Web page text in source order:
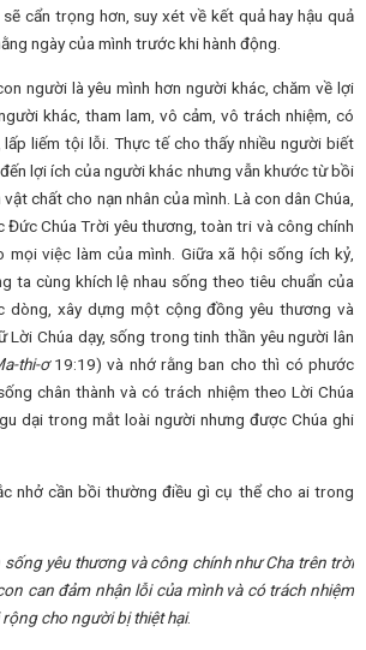
cẩn trọng hơn, suy xét về kết quả hay hậu quả
ngày của mình trước khi hành động.
người là yêu mình hơn người khác, chăm về lợi
khác, tham lam, vô cảm, vô trách nhiệm, có
lấp liếm tội lỗi. Thực tế cho thấy nhiều người biết
lợi ích của người khác nhưng vẫn khước từ bồi
chất cho nạn nhân của mình. Là con dân Chúa,
Đức Chúa Trời yêu thương, toàn tri và công chính
việc làm của mình. Giữa xã hội sống ích kỷ,
ta cùng khích lệ nhau sống theo tiêu chuẩn của
dòng, xây dựng một cộng đồng yêu thương và
Lời Chúa dạy, sống trong tinh thần yêu người lân
thi-ơ19:19) và nhớ rằng ban cho thì có phước
chân thành và có trách nhiệm theo Lời Chúa
dại trong mắt loài người nhưng được Chúa ghi
nhở cần bồi thường điều gì cụ thể cho ai trong
sống yêu thương và công chính như Cha trên trời
can đảm nhận lỗi của mình và có trách nhiệm
cho người bị thiệt hại.